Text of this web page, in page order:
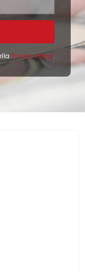
Privacy Policy.